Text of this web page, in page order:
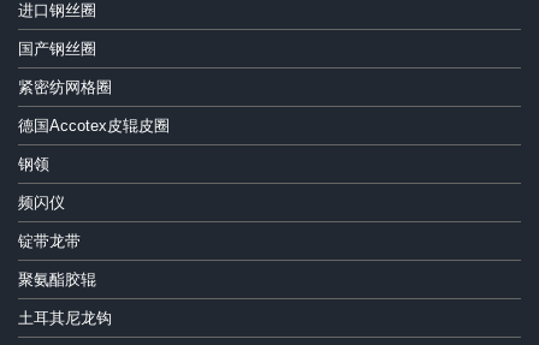
进口钢丝圈
国产钢丝圈
紧密纺网格圈
德国Accotex皮辊皮圈
钢领
频闪仪
锭带龙带
聚氨酯胶辊
土耳其尼龙钩